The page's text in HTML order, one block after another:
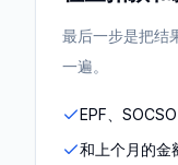
最后一步是把结
一遍。
EPF、
和上个月的金